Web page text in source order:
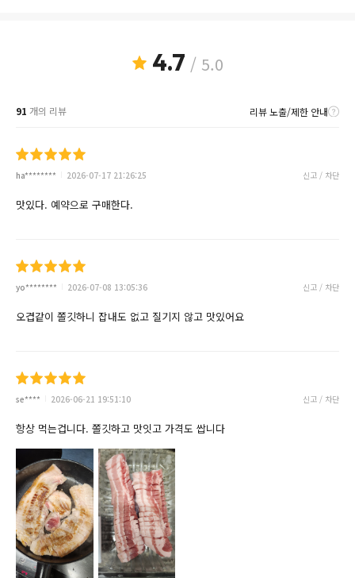
4.7 / 5.0
91 개의 리뷰 리뷰 노출/제한 안내
ha******** 2026-07-17 21:26:25 신고 / 차단
맛있다. 예약으로 구매한다.
yo******** 2026-07-08 13:05:36 신고 / 차단
오겹같이 쫄깃하니 잡내도 없고 질기지 않고 맛있어요
se**** 2026-06-21 19:51:10 신고 / 차단
항상 먹는겁니다. 쫄깃하고 맛잇고 가격도 쌉니다